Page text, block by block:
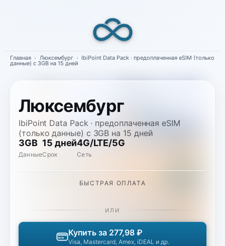
Главная › Люксембург › IbiPoint Data Pack · предоплаченная eSIM (только
данные) с 3GB на 15 дней
Люксембург
IbiPoint Data Pack · предоплаченная eSIM
(только данные) с 3GB на 15 дней
3GB
Данные
15 дней
Срок
4G/LTE/5G
Сеть
БЫСТРАЯ ОПЛАТА
ИЛИ
Купить за 277,98 ₽
Visa, Mastercard, Amex, iDEAL и др.